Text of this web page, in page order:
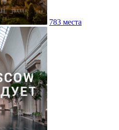
783 места